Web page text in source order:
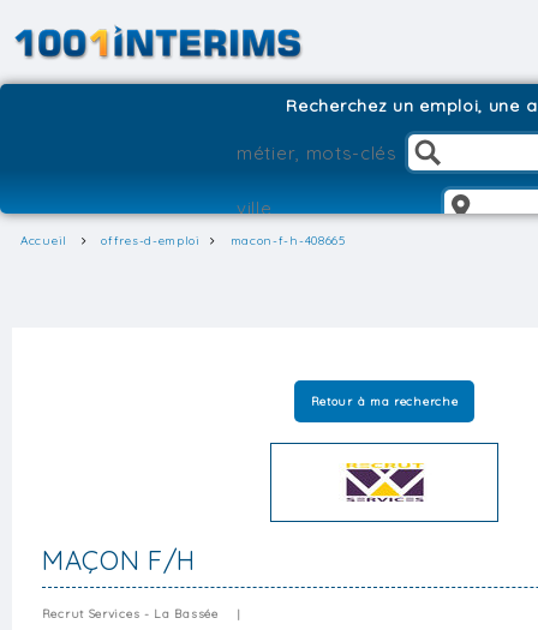
Recherchez un emploi, une
Accueil offres-d-emploi macon-f-h-408665
Retour à ma recherche
MAÇON F/H
Recrut Services - La Bassée |